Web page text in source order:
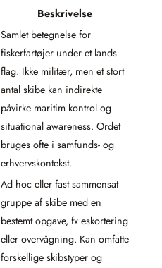
Beskrivelse
Samlet betegnelse for
fiskerfartøjer under et lands
flag. Ikke militær, men et stort
antal skibe kan indirekte
påvirke maritim kontrol og
situational awareness. Ordet
bruges ofte i samfunds- og
erhvervskontekst.
Ad hoc eller fast sammensat
gruppe af skibe med en
bestemt opgave, fx eskortering
eller overvågning. Kan omfatte
forskellige skibstyper og